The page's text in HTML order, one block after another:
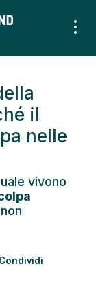
il
nelle
vivono
Condividi